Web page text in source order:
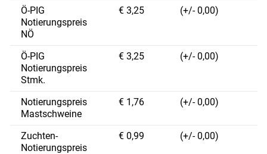
Ö-PIG
Notierungspreis
NÖ
€ 3,25 (+/- 0,00)
Ö-PIG
Notierungspreis
Stmk.
€ 3,25 (+/- 0,00)
Notierungspreis
Mastschweine
€ 1,76 (+/- 0,00)
Zuchten-
Notierungspreis
€ 0,99 (+/- 0,00)